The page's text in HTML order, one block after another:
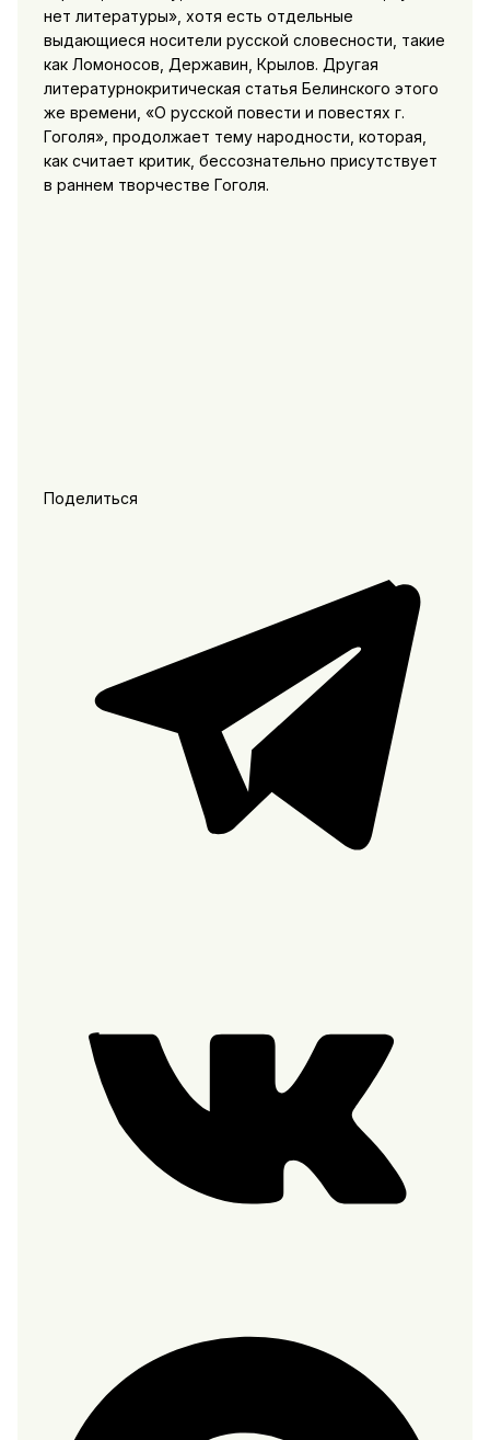
нет литературы», хотя есть отдельные
выдающиеся носители русской словесности, такие
как Ломоносов, Державин, Крылов. Другая
литературнокритическая статья Белинского этого
же времени, «О русской повести и повестях г.
Гоголя», продолжает тему народности, которая,
как считает критик, бессознательно присутствует
в раннем творчестве Гоголя.
Поделиться